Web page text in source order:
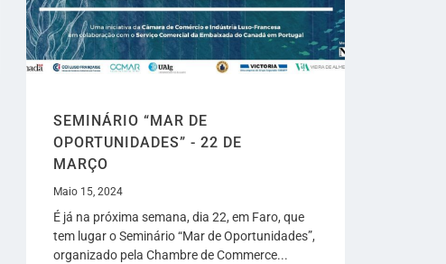
SEMINÁRIO “MAR DE
OPORTUNIDADES” - 22 DE
MARÇO
Maio 15, 2024
É já na próxima semana, dia 22, em Faro, que
tem lugar o Seminário “Mar de Oportunidades”,
organizado pela Chambre de Commerce...